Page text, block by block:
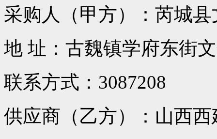
采购人（甲方）：芮城
地 址：古魏镇学府东街
联系方式：3087208
供应商（乙方）：山西